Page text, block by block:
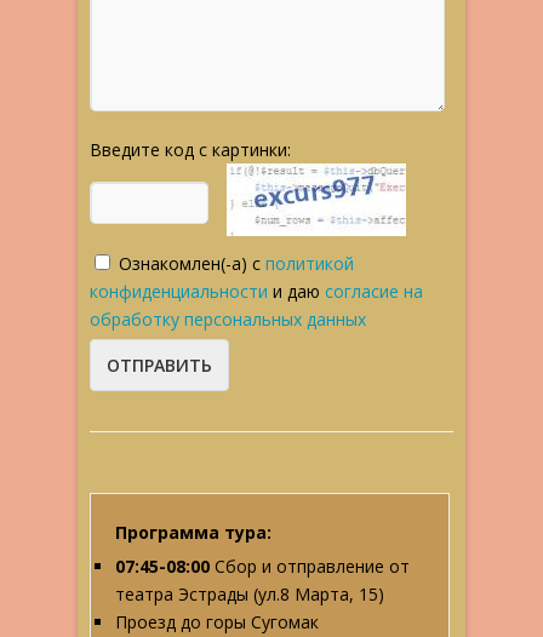
Введите код с картинки:
Ознакомлен(-а) с политикой
конфиденциальности и даю согласие на
обработку персональных данных
Программа тура:
07:45-08:00 Сбор и отправление от
театра Эстрады (ул.8 Марта, 15)
Проезд до горы Сугомак